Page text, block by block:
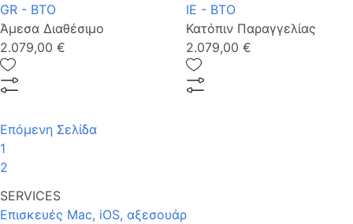
GR - BTO
Άμεσα Διαθέσιμο
2.079,00 €
IE - BTO
Κατόπιν Παραγγελίας
2.079,00 €
Επόμενη Σελίδα
1
2
SERVICES
Επισκευές Mac, iOS, αξεσουάρ